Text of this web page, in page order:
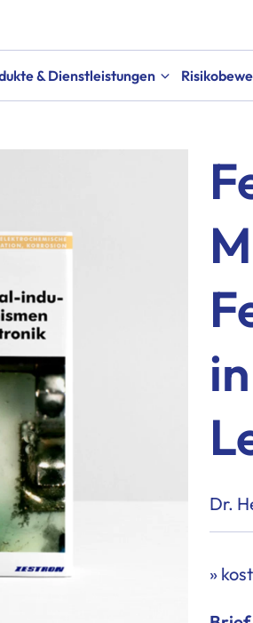
& Dienstleistungen
Dr.
»